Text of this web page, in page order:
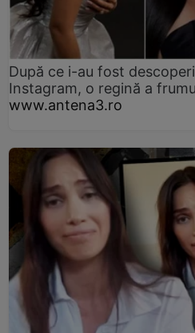
După ce i-au fost
Instagram, o regină a
www.antena3.ro